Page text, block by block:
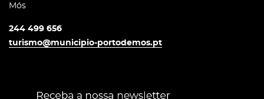
Mós
244 499 656
turismo@municipio-portodemos.pt